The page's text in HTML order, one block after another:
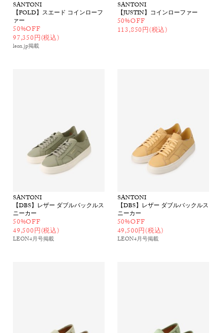
SANTONI
【FOLD】スエード コインローフ
ァー
50%OFF
97,350円(税込)
leon.jp掲載
SANTONI
【JUSTIN】コインローファー
50%OFF
113,850円(税込)
SANTONI
【DBS】レザー ダブルバックルス
ニーカー
50%OFF
49,500円(税込)
LEON4月号掲載
SANTONI
【DBS】レザー ダブルバックルス
ニーカー
50%OFF
49,500円(税込)
LEON4月号掲載